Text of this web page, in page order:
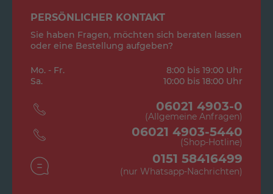
PERSÖNLICHER KONTAKT
Sie haben Fragen, möchten sich beraten lassen
oder eine Bestellung aufgeben?
Mo. - Fr.
8:00 bis 19:00 Uhr
Sa.
10:00 bis 18:00 Uhr
06021 4903-0
(Allgemeine Anfragen)
06021 4903-5440
(Shop-Hotline)
0151 58416499
(nur Whatsapp-Nachrichten)